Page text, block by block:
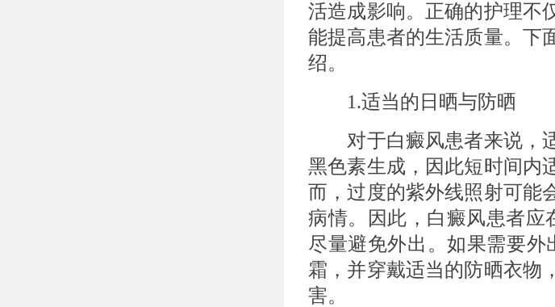
活造成影响。正确的护理不
能提高患者的生活质量。下
绍。
1.适当的日晒与防晒
对于白癜风患者来说，
黑色素生成，因此短时间内
而，过度的紫外线照射可能
病情。因此，白癜风患者应
尽量避免外出。如果需要外
霜，并穿戴适当的防晒衣物
害。